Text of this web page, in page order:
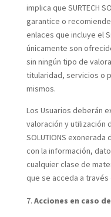
implica que SURTECH
garantice o
enlaces que incluye el
únicamente son
sin ningún tipo de
titularidad, servicios o
mismos.
Los Usuarios deberán
valoración y utilización
SOLUTIONS
con la información,
cualquier clase de
que se acceda a
Acciones en caso